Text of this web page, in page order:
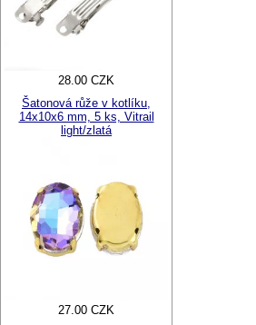
28.00 CZK
Šatonová růže v kotlíku,
14x10x6 mm, 5 ks, Vitrail
light/zlatá
27.00 CZK